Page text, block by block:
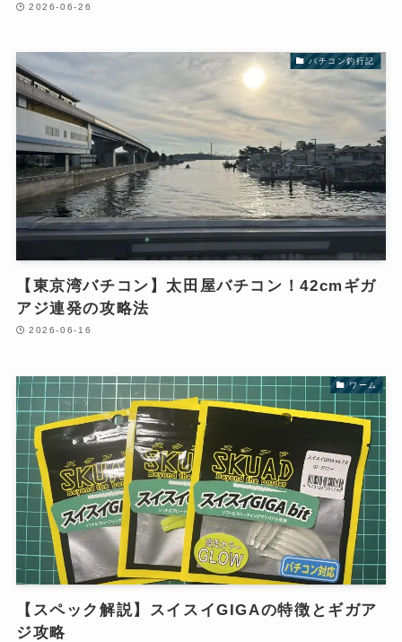
2026-06-26
バチコン釣行記
【東京湾バチコン】太田屋バチコン！42cmギガ
アジ連発の攻略法
2026-06-16
ワーム
【スペック解説】スイスイGIGAの特徴とギガア
ジ攻略